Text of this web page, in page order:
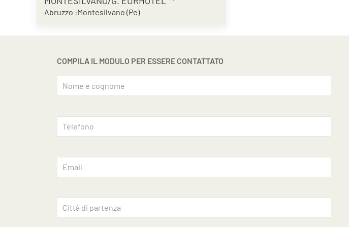
Abruzzo :Montesilvano (Pe)
COMPILA IL MODULO PER ESSERE CONTATTATO